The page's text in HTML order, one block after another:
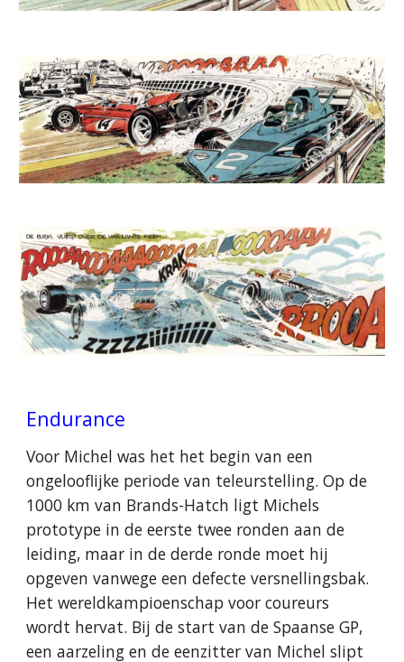
Endurance
Voor Michel was het het begin van een
ongelooflijke periode van teleurstelling. Op de
1000 km van Brands-Hatch ligt Michels
prototype in de eerste twee ronden aan de
leiding, maar in de derde ronde moet hij
opgeven vanwege een defecte versnellingsbak.
Het wereldkampioenschap voor coureurs
wordt hervat. Bij de start van de Spaanse GP,
een aarzeling en de eenzitter van Michel slipt